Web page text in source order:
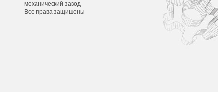
механический завод
Все права защищены